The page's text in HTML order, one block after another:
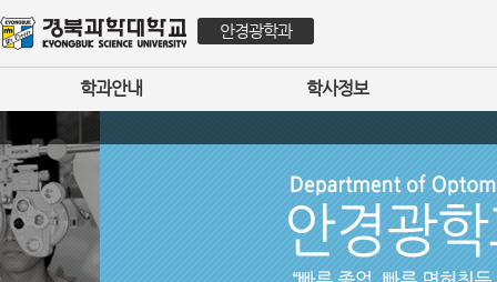
안경광학과
학과안내 학사정보